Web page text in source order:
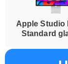
Apple Studio
Standard